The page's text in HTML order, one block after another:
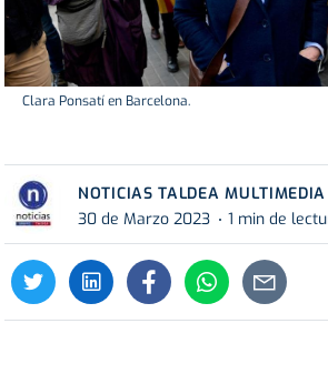
Clara Ponsatí en Barcelona.
NOTICIAS TALDEA MULTIMEDIA
30 de Marzo 2023
1 min de